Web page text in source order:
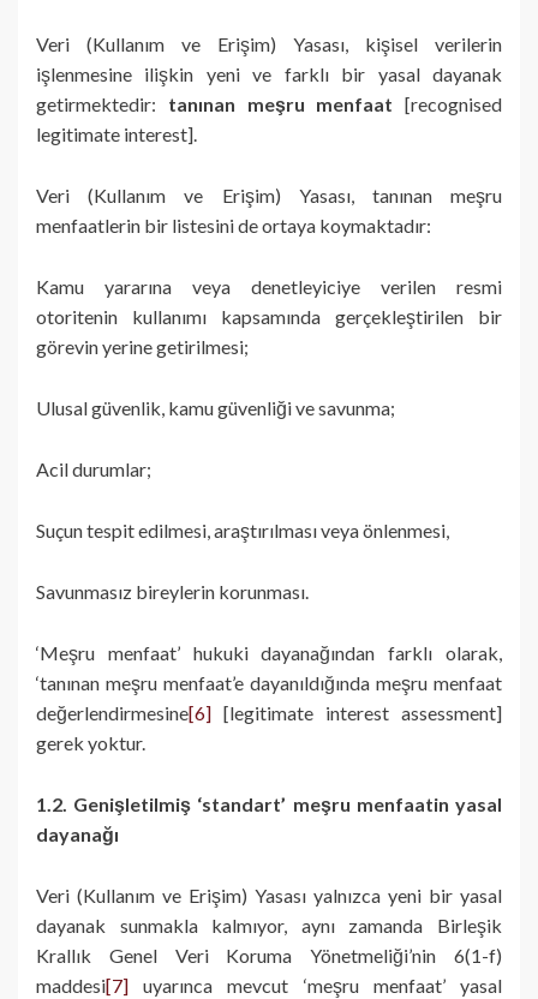
Veri (Kullanım ve Erişim) Yasası, kişisel verilerin
işlenmesine ilişkin yeni ve farklı bir yasal dayanak
getirmektedir: tanınan meşru menfaat [recognised
legitimate interest].
Veri (Kullanım ve Erişim) Yasası, tanınan meşru
menfaatlerin bir listesini de ortaya koymaktadır:
Kamu yararına veya denetleyiciye verilen resmi
otoritenin kullanımı kapsamında gerçekleştirilen bir
görevin yerine getirilmesi;
Ulusal güvenlik, kamu güvenliği ve savunma;
Acil durumlar;
Suçun tespit edilmesi, araştırılması veya önlenmesi,
Savunmasız bireylerin korunması.
‘Meşru menfaat’ hukuki dayanağından farklı olarak,
‘tanınan meşru menfaat’e dayanıldığında meşru menfaat
değerlendirmesine[6] [legitimate interest assessment]
gerek yoktur.
1.2. Genişletilmiş ‘standart’ meşru menfaatin yasal
dayanağı
Veri (Kullanım ve Erişim) Yasası yalnızca yeni bir yasal
dayanak sunmakla kalmıyor, aynı zamanda Birleşik
Krallık Genel Veri Koruma Yönetmeliği’nin 6(1-f)
maddesi[7] uyarınca mevcut ‘meşru menfaat’ yasal